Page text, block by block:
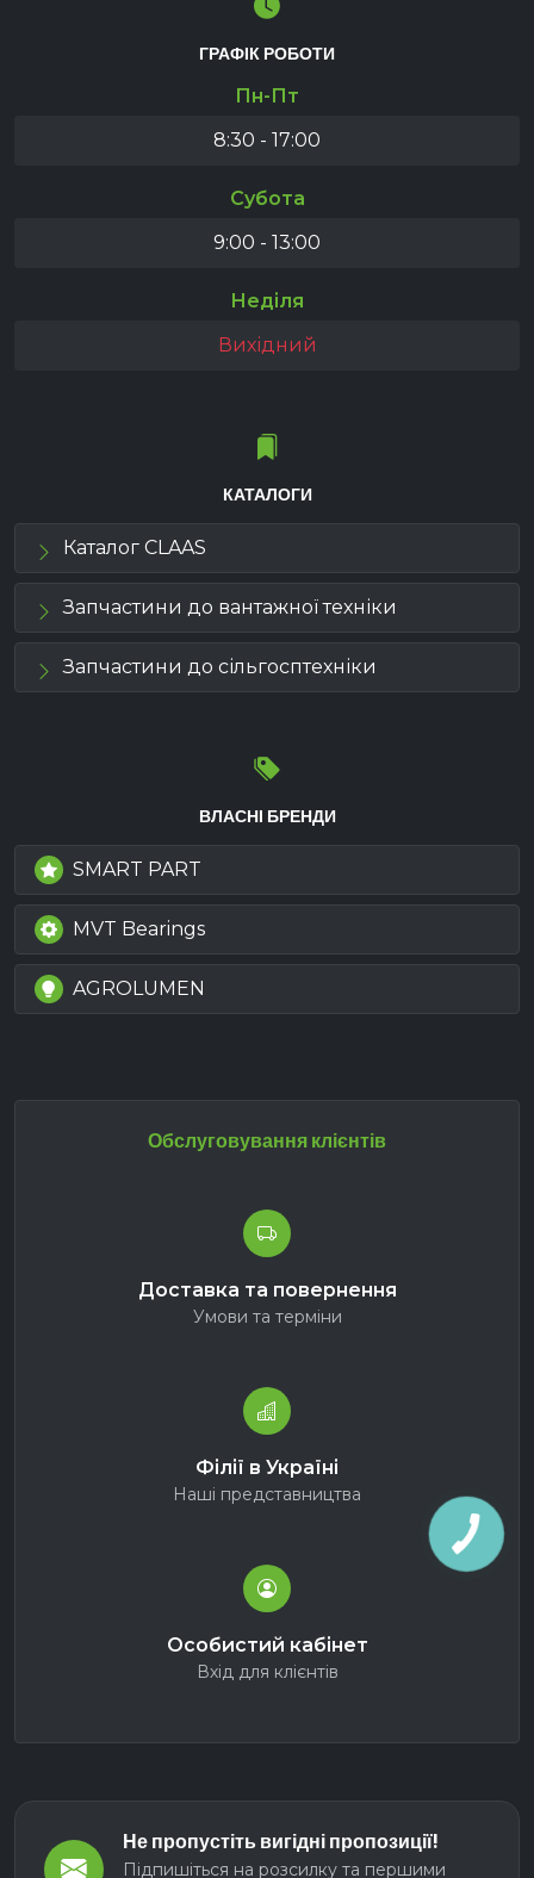
ГРАФІК РОБОТИ
Пн-Пт
8:30 - 17:00
Субота
9:00 - 13:00
Неділя
Вихідний
КАТАЛОГИ
Каталог CLAAS
Запчастини до вантажної техніки
Запчастини до сільгосптехніки
ВЛАСНІ БРЕНДИ
SMART PART
MVT Bearings
AGROLUMEN
Обслуговування клієнтів
Доставка та повернення
Умови та терміни
Філії в Україні
Наші представництва
Особистий кабінет
Вхід для клієнтів
Не пропустіть вигідні пропозиції!
Підпишіться на розсилку та першими